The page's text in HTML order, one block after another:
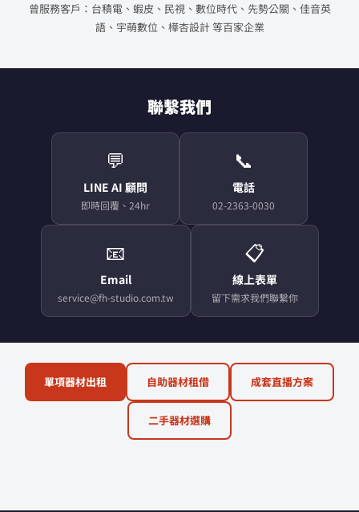
曾服務客戶：台積電、蝦皮、民視、數位時代、先勢公關、佳音英
語、宇萌數位、樺杏設計 等百家企業
聯繫我們
💬
LINE AI 顧問
即時回覆、24hr
📞
電話
02-2363-0030
📧
Email
service@fh-studio.com.tw
📋
線上表單
留下需求我們聯繫你
單項器材出租 自助器材租借 成套直播方案
二手器材選購